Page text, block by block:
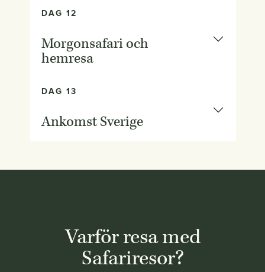
DAG 12
Morgonsafari och
hemresa
DAG 13
Ankomst Sverige
Varför resa med
Safariresor?